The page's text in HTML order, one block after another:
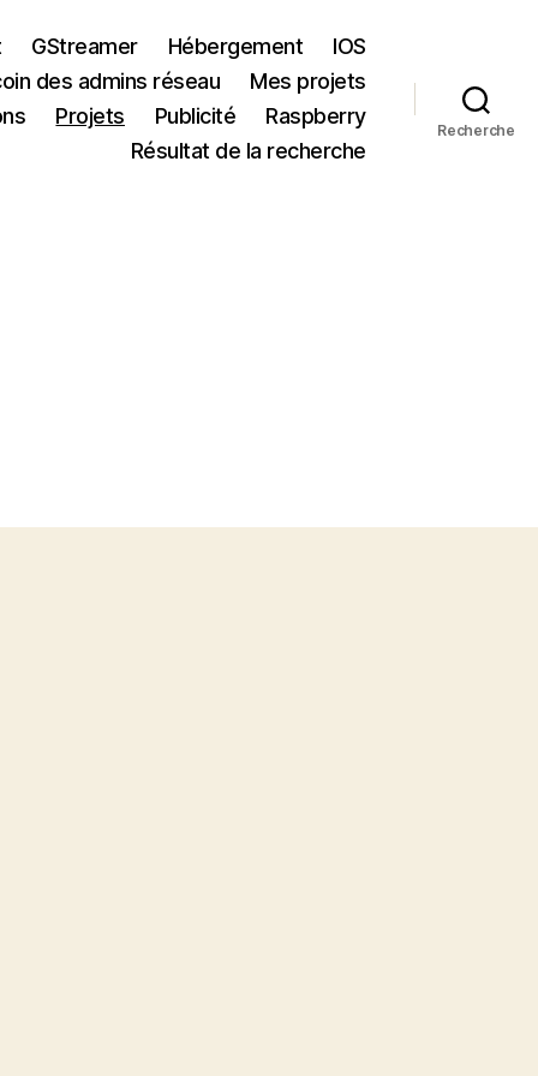
GStreamer Hébergement
IOS
des admins réseau
Mes projets
Projets Publicité
Raspberry
Résultat de la recherche
Recherche